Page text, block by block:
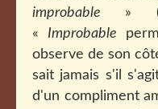
improbable »
« Improbable
observe de son
sait jamais s'il
d'un compliment